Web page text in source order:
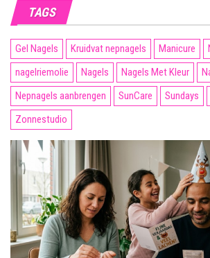
TAGS
Gel Nagels Kruidvat nepnagels Manicure
nagelriemolie
Nagels Nagels Met Kleur
Nepnagels aanbrengen
SunCare Sundays
Zonnestudio